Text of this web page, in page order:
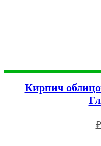
Кирпич
₽